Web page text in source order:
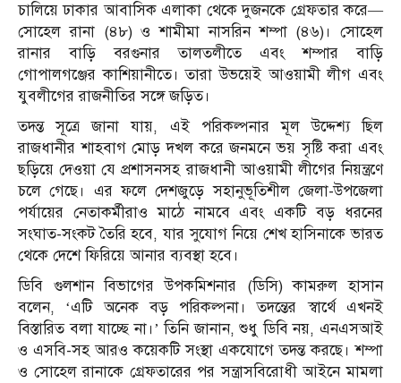
চালিয়ে ঢাকার আবাসিক এলাকা থেকে দুজনকে গ্রেফতার করে—
সোহেল রানা (৪৮) ও শামীমা নাসরিন শম্পা (৪৬)। সোহেল
রানার বাড়ি বরগুনার তালতলীতে এবং শম্পার বাড়ি
গোপালগঞ্জের কাশিয়ানীতে। তারা উভয়েই আওয়ামী লীগ এবং
যুবলীগের রাজনীতির সঙ্গে জড়িত।
তদন্ত সূত্রে জানা যায়, এই পরিকল্পনার মূল উদ্দেশ্য ছিল
রাজধানীর শাহবাগ মোড় দখল করে জনমনে ভয় সৃষ্টি করা এবং
ছড়িয়ে দেওয়া যে প্রশাসনসহ রাজধানী আওয়ামী লীগের নিয়ন্ত্রণে
চলে গেছে। এর ফলে দেশজুড়ে সহানুভূতিশীল জেলা-উপজেলা
পর্যায়ের নেতাকর্মীরাও মাঠে নামবে এবং একটি বড় ধরনের
সংঘাত-সংকট তৈরি হবে, যার সুযোগ নিয়ে শেখ হাসিনাকে ভারত
থেকে দেশে ফিরিয়ে আনার ব্যবস্থা হবে।
ডিবি গুলশান বিভাগের উপকমিশনার (ডিসি) কামরুল হাসান
বলেন, ‘এটি অনেক বড় পরিকল্পনা। তদন্তের স্বার্থে এখনই
বিস্তারিত বলা যাচ্ছে না।’ তিনি জানান, শুধু ডিবি নয়, এনএসআই
ও এসবি-সহ আরও কয়েকটি সংস্থা একযোগে তদন্ত করছে। শম্পা
ও সোহেল রানাকে গ্রেফতারের পর সন্ত্রাসবিরোধী আইনে মামলা